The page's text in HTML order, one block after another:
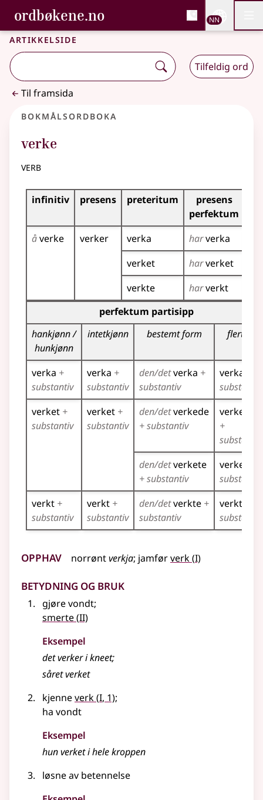
Gå til hovudinnhald
Tilgjenge
ordbøkene.no, Bokmålsordboka og
Bokmålsordboka og Nynorskordboka
NN
Artikkelside
Tilfeldig ord
Til framsida
Bokmålsordboka
verke
verb
Bøyingstabell for dette verbet
infinitiv presens preteritum
presens
perfektum
åverke verker verka harverka
verket
harverket
verkte
harverkt
Bøyingstabell for dette verbet (partisippformer)
perfektum partisipp
hankjønn /
hunkjønn
intetkjønn bestemt form flertall
verka +
substantiv
verka +
substantiv
den/detverka +
substantiv
verka
substantiv
verket +
substantiv
verket +
substantiv
den/detverkede
+ substantiv
verkede
+
substantiv
den/detverkete
+ substantiv
verkete
substantiv
verkt +
substantiv
verkt +
substantiv
den/detverkte +
substantiv
verkte
substantiv
Opphav norrøntverkja; jamførverk(1
I)
Betydning og bruk
gjøre vondt;
smerte(2
II)
Eksempel
detverkeri kneet;
såretverket
kjenneverk(1
I, 1);
ha vondt
Eksempel
hunverketi hele kroppen
løsne av betennelse